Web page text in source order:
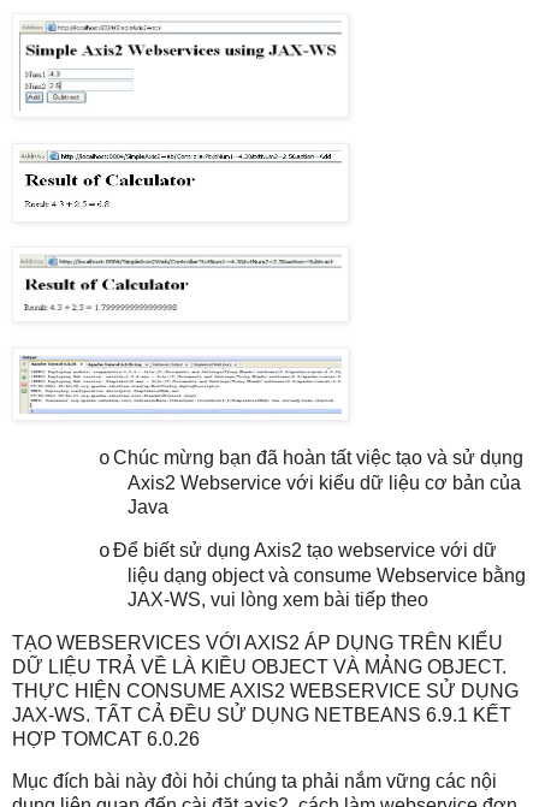
oChúc mừng bạn đã hoàn tất việc tạo và sử dụng
Axis2 Webservice với kiểu dữ liệu cơ bản của
Java
oĐể biết sử dụng Axis2 tạo webservice với dữ
liệu dạng object và consume Webservice bằng
JAX-WS, vui lòng xem bài tiếp theo
TẠO WEBSERVICES VỚI AXIS2 ÁP DỤNG TRÊN KIỂU
DỮ LIỆU TRẢ VỀ LÀ KIỀU OBJECT VÀ MẢNG OBJECT.
THỰC HIỆN CONSUME AXIS2 WEBSERVICE SỬ DỤNG
JAX-WS. TẤT CẢ ĐỀU SỬ DỤNG NETBEANS 6.9.1 KẾT
HỢP TOMCAT 6.0.26
Mục đích bài này đòi hỏi chúng ta phải nắm vững các nội